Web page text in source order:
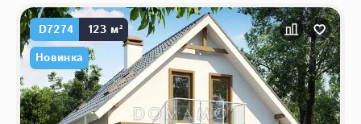
D7274
123 м²
Новинка